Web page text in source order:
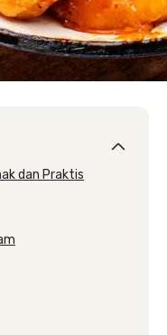
dan Praktis